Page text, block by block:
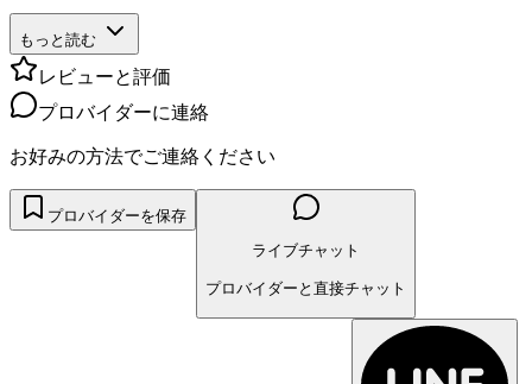
もっと読む
レビューと評価
プロバイダーに連絡
お好みの方法でご連絡ください
プロバイダーを保存
ライブチャット
プロバイダーと直接チャット